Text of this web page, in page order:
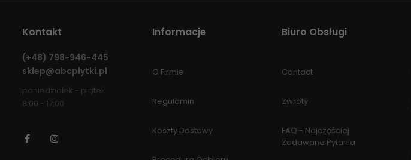
Kontakt
(+48) 798-946-445
sklep@abcplytki.pl
poniedziałek - piątek
8:00 - 17:00
Facebook
Informacje
O Firmie
Regulamin
Koszty Dostawy
Biuro Obsługi
Contact
Zwroty
FAQ - Najczęściej
Zadawane Pytania